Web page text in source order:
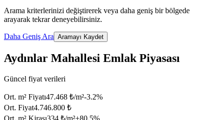
Arama kriterlerinizi değiştirerek veya daha geniş bir bölgede
arayarak tekrar deneyebilirsiniz.
Daha Geniş Ara Aramayı Kaydet
Aydınlar Mahallesi Emlak Piyasası
Güncel fiyat verileri
Ort. m² Fiyatı47.468 ₺/m²-3.2%
Ort. Fiyat4.746.800 ₺
Ort. m² Kirası334 ₺/m²+80.5%